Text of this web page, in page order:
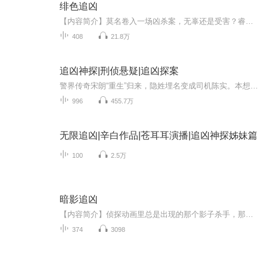
绯色追凶
408 21.8万
追凶神探|刑侦悬疑|追凶探案
996 455.7万
无限追凶|辛白作品|苍耳耳演播|追凶神探姊妹篇
100 2.5万
暗影追凶
374 3098